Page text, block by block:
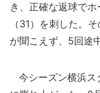
き、正確な返球で
（31）を刺した。
が聞こえず、5回途
今シーズン横浜ス